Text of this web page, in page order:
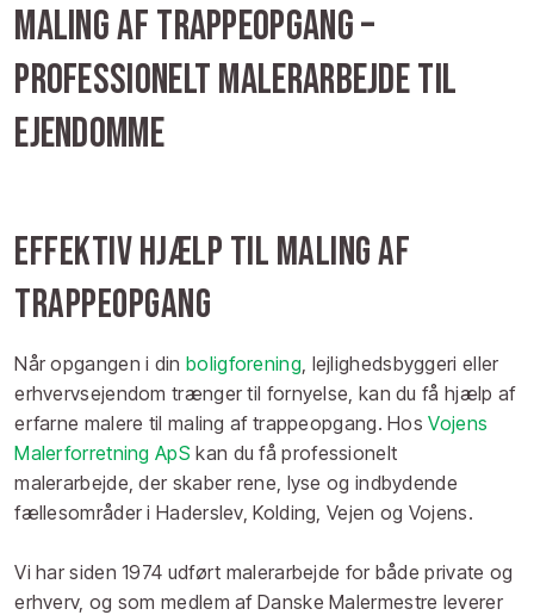
Maling af trappeopgang –
professionelt malerarbejde til
ejendomme
Effektiv hjælp til maling af
trappeopgang
Når opgangen i din boligforening , lejlighedsbyggeri eller
erhvervsejendom trænger til fornyelse, kan du få hjælp af
erfarne malere til maling af trappeopgang. HosVojens
Malerforretning ApS kan du få professionelt
malerarbejde, der skaber rene, lyse og indbydende
fællesområder i Haderslev, Kolding, Vejen og Vojens.
Vi har siden 1974 udført malerarbejde for både private og
erhverv, og som medlem af Danske Malermestre leverer